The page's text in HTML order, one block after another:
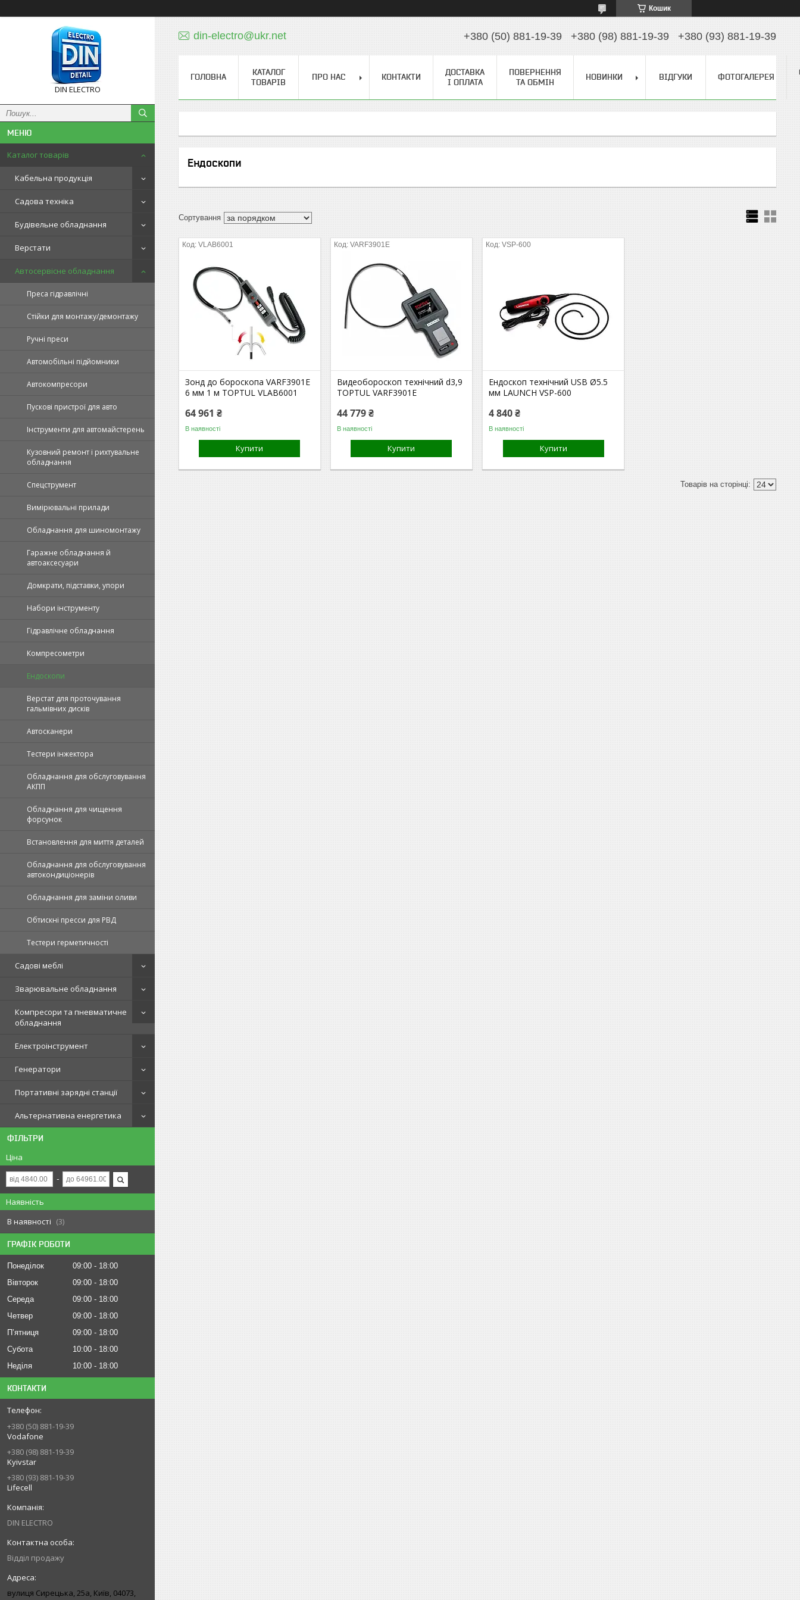
Кошик
DIN ELECTRO
Каталог товарів
Кабельна продукція
Садова техніка
Будівельне обладнання
Верстати
Автосервісне обладнання
Преса гідравлічні
Стійки для монтажу/демонтажу
Ручні преси
Автомобільні підйомники
Автокомпресори
Пускові пристрої для авто
Інструменти для автомайстерень
Кузовний ремонт і рихтувальне
обладнання
Спецструмент
Вимірювальні прилади
Обладнання для шиномонтажу
Гаражне обладнання й
автоаксесуари
Домкрати, підставки, упори
Набори інструменту
Гідравлічне обладнання
Компресометри
Ендоскопи
Верстат для проточування
гальмівних дисків
Автосканери
Тестери інжектора
Обладнання для обслуговування
АКПП
Обладнання для чищення
форсунок
Встановлення для миття деталей
Обладнання для обслуговування
автокондиціонерів
Обладнання для заміни оливи
Обтискні пpecси для РВД
Тестери герметичності
Садові меблі
Зварювальне обладнання
Компресори та пневматичне
обладнання
Електроінструмент
Генератори
Портативні зарядні станції
Альтернативна енергетика
ФІЛЬТРИ
Ціна
Наявність
В наявності
3
ГРАФІК РОБОТИ
Понеділок 09:00
18:00
Вівторок
09:00
18:00
Середа
09:00
18:00
Четвер
09:00
18:00
Пʼятниця
09:00
18:00
Субота
10:00
18:00
Неділя
10:00 18:00
КОНТАКТИ
+380 (50) 881-19-39
Vodafone
+380 (98) 881-19-39
Kyivstar
+380 (93) 881-19-39
Lifecell
DIN ELECTRO
Відділ продажу
вулиця Сирецька, 25а, Київ, 04073,
din-electro@ukr.net +380 (50) 881-19-39 +380 (98) 881-19-39 +380 (93) 881-19-39
ГОЛОВНА
КАТАЛОГ
ТОВАРІВ
ПРО НАС КОНТАКТИ
ДОСТАВКА
І ОПЛАТА
ПОВЕРНЕННЯ
ТА ОБМІН
НОВИНКИ ВІДГУКИ ФОТОГАЛЕРЕЯ
Ендоскопи
VLAB6001
Зонд до бороскопа VARF3901E
6 мм 1 м TOPTUL VLAB6001
64 961 ₴
В наявності
Купити
VARF3901E
Видеобороскоп технічний d3,9
TOPTUL VARF3901E
44 779 ₴
В наявності
Купити
VSP-600
Ендоскоп технічний USB Ø5.5
мм LAUNCH VSP-600
4 840 ₴
В наявності
Купити